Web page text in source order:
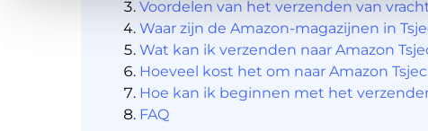
Voordelen van het verzenden van
Waar zijn de Amazon-magazijnen in
Wat kan ik verzenden naar Amazon
Hoeveel kost het om naar Amazon
Hoe kan ik beginnen met het
FAQ